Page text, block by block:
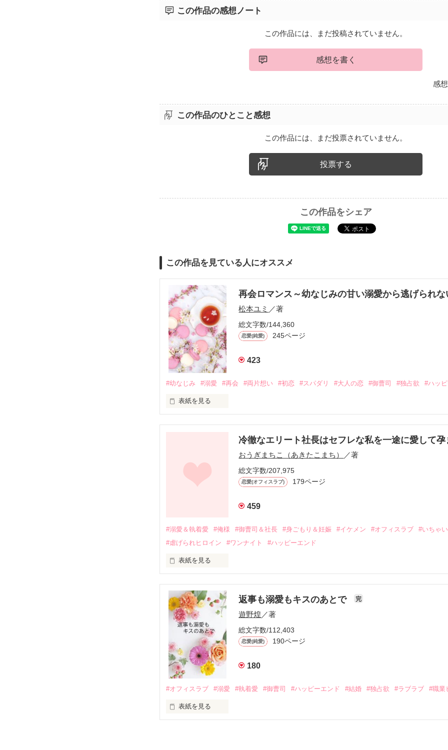
この作品の感想ノート
この作品には、まだ投稿されていません。
感想を書く
感
この作品のひとこと感想
この作品には、まだ投票されていません。
投票する
この作品をシェア
この作品を見ている人にオススメ
再会ロマンス～幼なじみの甘い溺愛から逃げられな
松本ユミ ／著
総文字数/144,360
恋愛(純愛) 245ページ
423
#幼なじみ #溺愛 #再会 #両片想い #初恋 #スパダリ #大人の恋 #御曹司 #独占欲 #ハッ
表紙を見る
しかし、ある出来事をきっかけに二人の関係は壊れてしまう。
関係修復もできないまま、美桜は両親の離婚によって
引っ越すことになり、哲平とも離れ離れになった。
そして、ひょんなことから
酔った勢いで一夜を共にしてしまった。
さらに、美桜が初めてだと知った哲平は
甘やかしてくる。
そんなある日、哲平は美桜がストーカー被害に
遭っていることを知る。
美桜を守るため、哲平は同居を提案してきて――。
夏木美桜(なつきみお)
✕
鳴海哲平 (なるみてっぺい)
止まっていたはずの二人の時間が、再び動き出す。
冷徹なエリート社長はセフレな私を一途に愛して孕
おうぎまちこ（あきたこまち） ／著
総文字数/207,975
恋愛(オフィスラブ) 179ページ
459
#溺愛＆執着愛 #俺様 #御曹司＆社長 #身ごもり＆妊娠 #イケメン #オフィスラブ
#いちゃ
#虐げられヒロイン
#ワンナイト #ハッピーエンド
表紙を見る
帰国後、美桜は新しい職場でワンナイトした美青年と再会。なんと彼の正体は、とあ
も関わらず、一族を離れて起業した新進気鋭の実業家、社内でも冷徹だと評判な社長
人だったのだ――！
なぜか恭司から飼い猫の世話係を命じられた美桜は、猫の世話を口実にしばしば呼び
返事も溺愛もキスのあとで 完
遊野煌 ／著
総文字数/112,403
恋愛(純愛) 190ページ
180
#オフィスラブ #溺愛 #執着愛 #御曹司 #ハッピーエンド #結婚 #独占欲 #ラブラブ #職業
表紙を見る